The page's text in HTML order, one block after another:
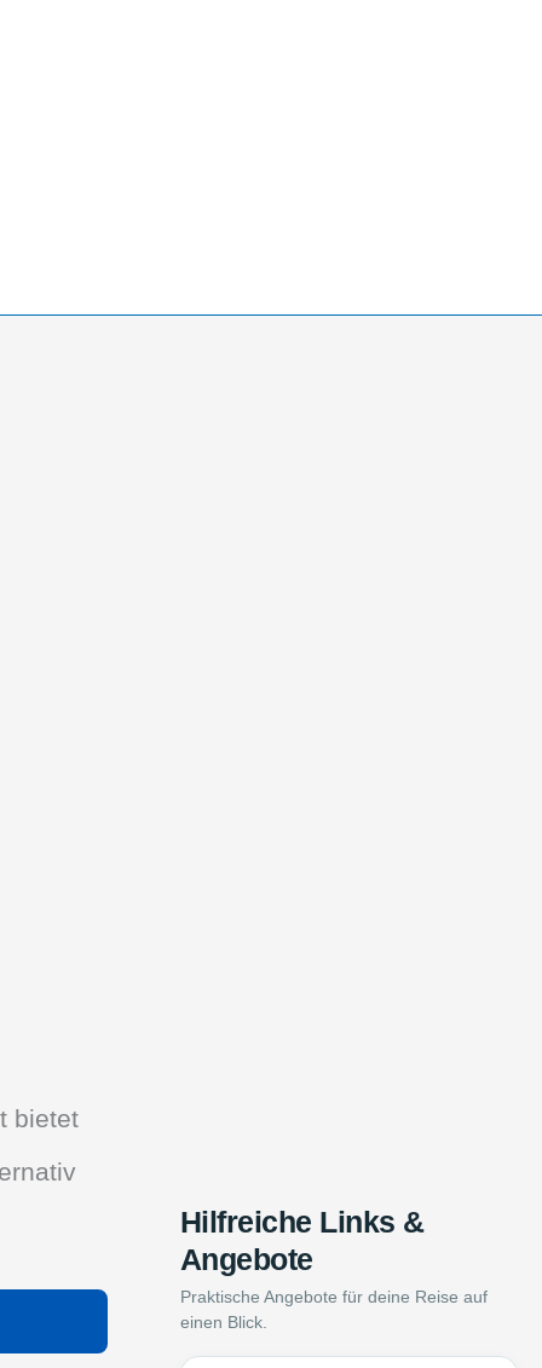
bietet
Hilfreiche Links &
Angebote
Praktische Angebote für deine Reise auf
einen Blick.